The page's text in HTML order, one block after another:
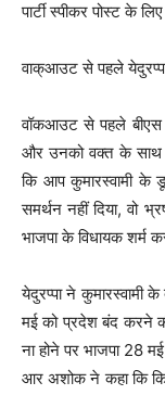
पार्टी स्पीकर पोस्ट के
वाक्आउट से पहले
वॉकआउट से पहले बीएस
और उनको वक्त के साथ
कि आप कुमारस्वामी के
समर्थन नहीं दिया, वो
भाजपा के विधायक शर्म
येदुरप्पा ने कुमारस्वामी
मई को प्रदेश बंद करने
ना होने पर भाजपा 28
आर अशोक ने कहा कि